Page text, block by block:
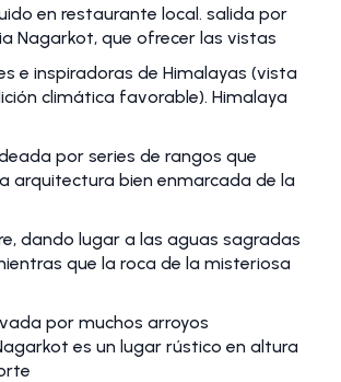
en restaurante local. salida por
Nagarkot, que ofrecer las vistas
e inspiradoras de Himalayas (vista
climática favorable). Himalaya
por series de rangos que
arquitectura bien enmarcada de la
dando lugar a las aguas sagradas
que la roca de la misteriosa
por muchos arroyos
es un lugar rústico en altura